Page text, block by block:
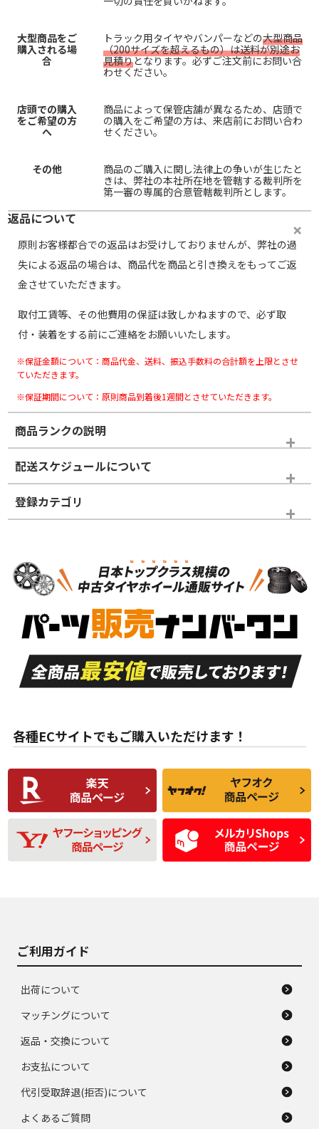
大型商品をご
購入される場
合
トラック用タイヤやバンパーなどの大型商品
（200サイズを超えるもの）は送料が別途お
見積りとなります。必ずご注文前にお問い合
わせください。
店頭での購入
をご希望の方
へ
商品によって保管店舗が異なるため、店頭で
の購入をご希望の方は、来店前にお問い合わ
せください。
その他
商品のご購入に関し法律上の争いが生じたと
きは、弊社の本社所在地を管轄する裁判所を
第一審の専属的合意管轄裁判所とします。
返品について
原則お客様都合での返品はお受けしておりませんが、弊社の過
失による返品の場合は、商品代を商品と引き換えをもってご返
金させていただきます。
取付工賃等、その他費用の保証は致しかねますので、必ず取
付・装着をする前にご連絡をお願いいたします。
※保証金額について：商品代金、送料、振込手数料の合計額を上限とさせ
ていただきます。
※保証期間について：原則商品到着後1週間とさせていただきます。
商品ランクの説明
※商品ランクは出品者の主観により判断しておりますので、あら
かじめご了承ください。
ホイールランク
S
品）
S
新車外し品（新古
付き
A
走行距離も少なく、
目立つ傷もほとんど
ない中古品
A
走行距離も少なく、
非常に状態の良い中
古品
な中古品
んどない中古品
C
比較的きれいな中古
品
C
られるが、使用に問
題のない中古品
D
使用感や目立つ傷が
あり、一般的な中古
品
D
残り溝も少なく、偏
磨耗がみられ、短期
間使用できるくらい
の中古品
配送スケジュールについて
登録カテゴリ
タイヤのみ
各種ECサイトでもご購入いただけます！
ご利用ガイド
出荷について
マッチングについて
返品・交換について
お支払について
代引受取辞退(拒否)について
よくあるご質問